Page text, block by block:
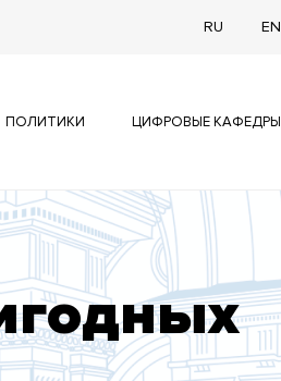
RU EN
ПОЛИТИКИ ЦИФРОВЫЕ КАФЕДРЫ